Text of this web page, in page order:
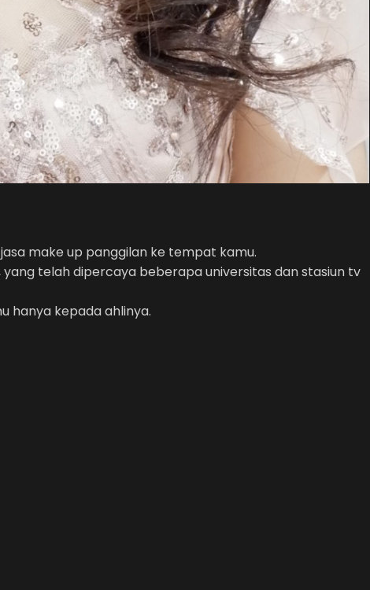
make up panggilan ke tempat kamu.
telah dipercaya beberapa universitas dan stasiun tv
hanya kepada ahlinya.